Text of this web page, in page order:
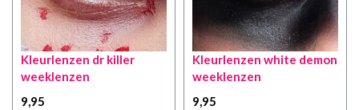
Kleurlenzen dr killer
weeklenzen
9,95
Kleurlenzen white demon
weeklenzen
9,95